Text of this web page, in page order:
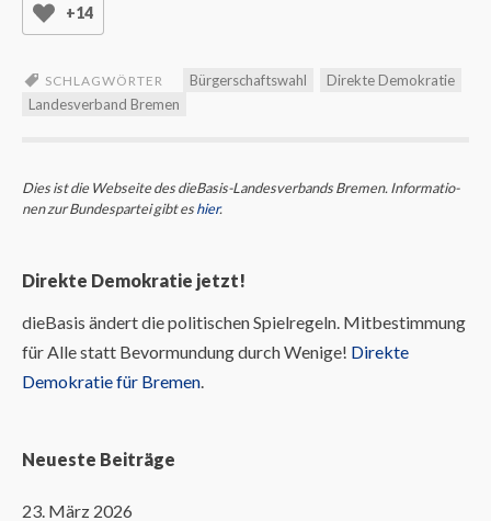
+14
SCHLAGWÖRTER Bürgerschaftswahl
Direkte Demokratie
Landesverband Bremen
Dies ist die Webseite des dieBasis-Landes­ver­bands Bremen. Infor­ma­tio­
nen zur Bun­des­partei gibt eshier.
Direkte Demokratie jetzt!
dieBasis ändert die politischen Spielregeln. Mitbestimmung
für Alle statt Bevormundung durch Wenige! Direkte
Demokratie für Bremen.
Neueste Beiträge
23. März 2026